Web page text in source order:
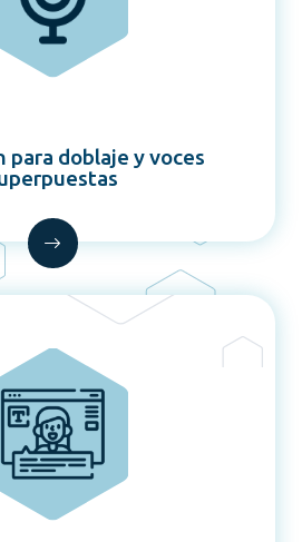
para doblaje y voces